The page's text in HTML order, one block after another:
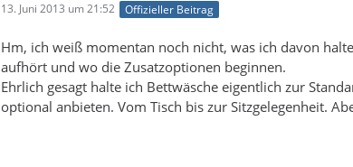
13. Juni 2013 um 21:52 Offizieller Beitrag
Hm, ich weiß momentan noch nicht, was ich davon
aufhört und wo die Zusatzoptionen beginnen.
Ehrlich gesagt halte ich Bettwäsche eigentlich zur
optional anbieten. Vom Tisch bis zur Sitzgelegenheit.